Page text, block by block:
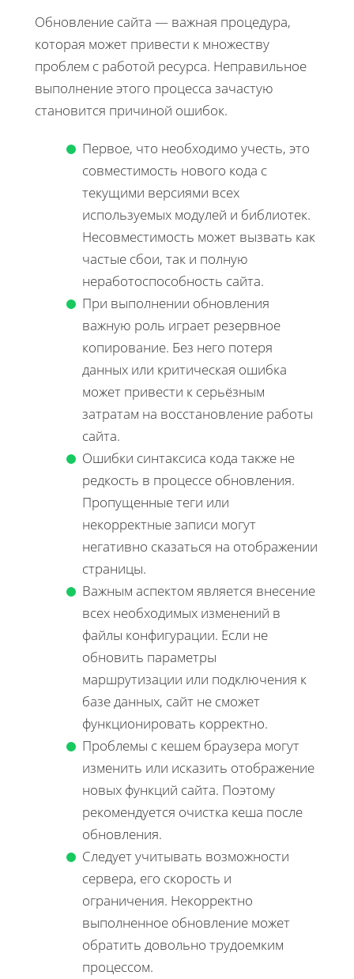
Обновление сайта — важная процедура,
которая может привести к множеству
проблем с работой ресурса. Неправильное
выполнение этого процесса зачастую
становится причиной ошибок.
Первое, что необходимо учесть, это
совместимость нового кода с
текущими версиями всех
используемых модулей и библиотек.
Несовместимость может вызвать как
частые сбои, так и полную
неработоспособность сайта.
При выполнении обновления
важную роль играет резервное
копирование. Без него потеря
данных или критическая ошибка
может привести к серьёзным
затратам на восстановление работы
сайта.
Ошибки синтаксиса кода также не
редкость в процессе обновления.
Пропущенные теги или
некорректные записи могут
негативно сказаться на отображении
страницы.
Важным аспектом является внесение
всех необходимых изменений в
файлы конфигурации. Если не
обновить параметры
маршрутизации или подключения к
базе данных, сайт не сможет
функционировать корректно.
Проблемы с кешем браузера могут
изменить или исказить отображение
новых функций сайта. Поэтому
рекомендуется очистка кеша после
обновления.
Следует учитывать возможности
сервера, его скорость и
ограничения. Некорректно
выполненное обновление может
обратить довольно трудоемким
процессом.